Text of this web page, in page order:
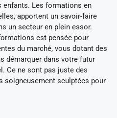
enfants. Les formations en
apportent un savoir-faire
un secteur en plein essor.
est pensée pour
du marché, vous dotant des
démarquer dans votre futur
Ce ne sont pas juste des
soigneusement sculptées pour